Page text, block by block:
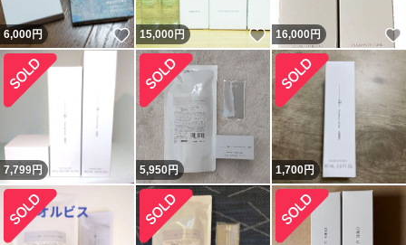
6,000円 いいね！
15,000円 いいね！
16,000円
7,799円 5,950円 1,700円